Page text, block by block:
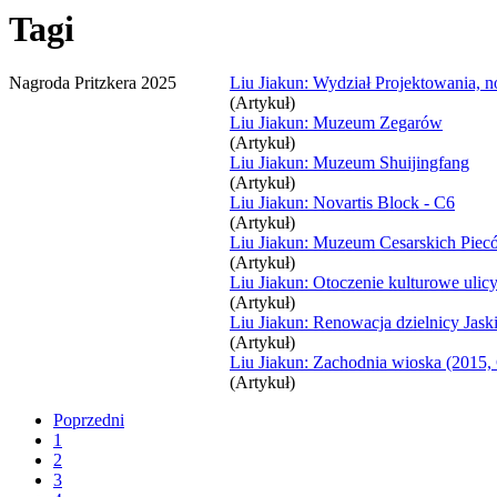
Tagi
Nagroda Pritzkera 2025
Liu Jiakun: Wydział Projektowania,
(Artykuł)
Liu Jiakun: Muzeum Zegarów
(Artykuł)
Liu Jiakun: Muzeum Shuijingfang
(Artykuł)
Liu Jiakun: Novartis Block - C6
(Artykuł)
Liu Jiakun: Muzeum Cesarskich
(Artykuł)
Liu Jiakun: Otoczenie kulturowe
(Artykuł)
Liu Jiakun: Renowacja dzielnicy
(Artykuł)
Liu Jiakun: Zachodnia wioska
(Artykuł)
Poprzedni
1
2
3